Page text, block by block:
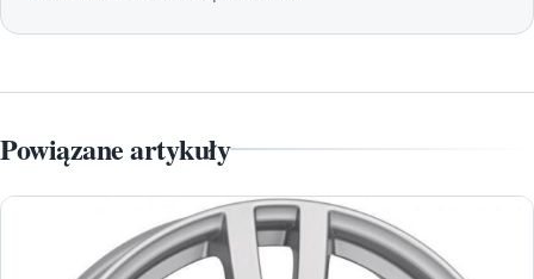
Powiązane artykuły